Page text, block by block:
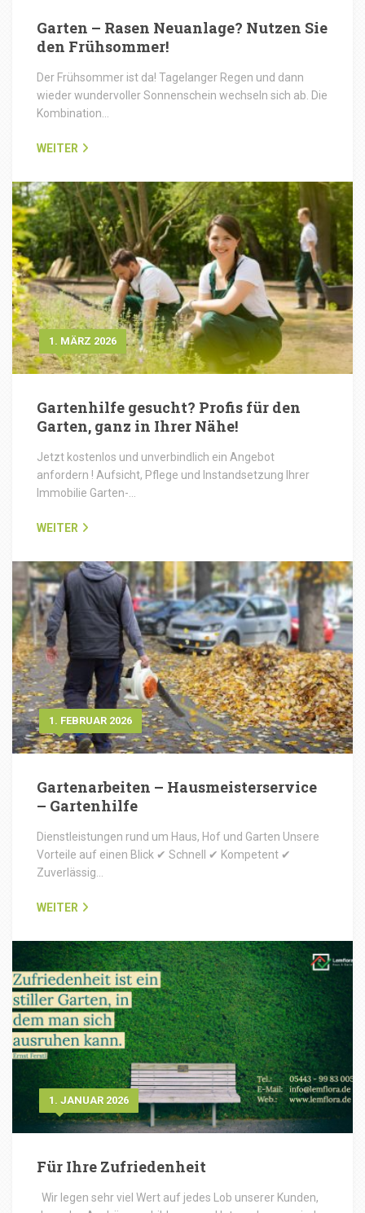
Garten – Rasen Neuanlage? Nutzen Sie
den Frühsommer!
Der Frühsommer ist da! Tagelanger Regen und dann
wieder wundervoller Sonnenschein wechseln sich ab. Die
Kombination…
WEITER
1. MÄRZ 2026
Gartenhilfe gesucht? Profis für den
Garten, ganz in Ihrer Nähe!
Jetzt kostenlos und unverbindlich ein Angebot
anfordern ! Aufsicht, Pflege und Instandsetzung Ihrer
Immobilie Garten-…
WEITER
1. FEBRUAR 2026
Gartenarbeiten – Hausmeisterservice
– Gartenhilfe
Dienstleistungen rund um Haus, Hof und Garten Unsere
Vorteile auf einen Blick ✔ Schnell ✔ Kompetent ✔
Zuverlässig…
WEITER
1. JANUAR 2026
Für Ihre Zufriedenheit
Wir legen sehr viel Wert auf jedes Lob unserer Kunden,